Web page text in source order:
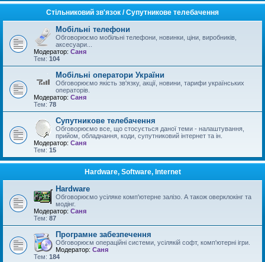
Стільниковий зв'язок / Супутникове телебачення
Мобільні телефони
Обговорюємо мобільні телефони, новинки, ціни, виробників,
аксесуари...
Модератор: Саня
Тем: 104
Мобільні оператори України
Обговорюємо якість зв'язку, акції, новини, тарифи українських
операторів.
Модератор: Саня
Тем: 78
Супутникове телебачення
Обговорюємо все, що стосується даної теми - налаштування,
прийом, обладнання, коди, супутниковий інтернет та ін.
Модератор: Саня
Тем: 15
Hardware, Software, Internet
Hardware
Обговорюємо усіляке комп'ютерне залізо. А також оверклокінг та
модінг.
Модератор: Саня
Тем: 87
Програмне забезпечення
Обговорюєм операційні системи, усілякій софт, комп'ютерні ігри.
Модератор: Саня
Тем: 184